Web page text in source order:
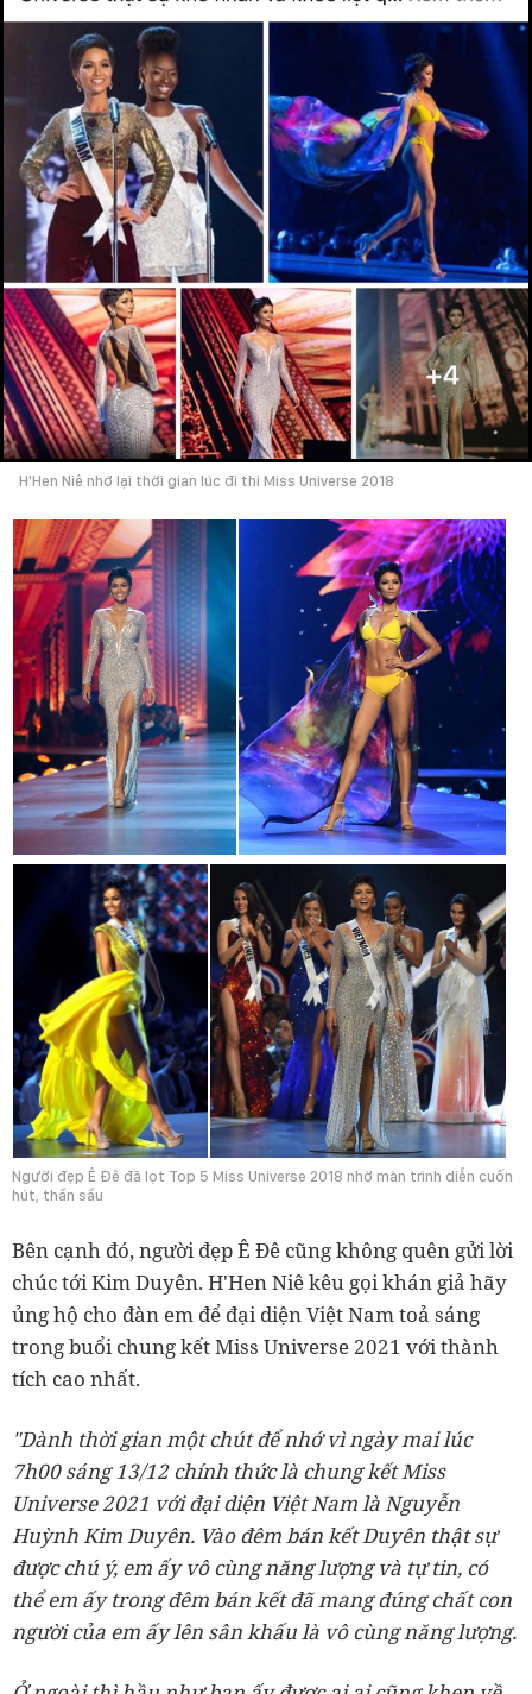
H'Hen Niê nhớ lại thời gian lúc đi thi Miss Universe 2018
Người đẹp Ê Đê đã lọt Top 5 Miss Universe 2018 nhờ màn trình diễn cuốn
hút, thần sầu
Bên cạnh đó, người đẹp Ê Đê cũng không quên gửi lời
chúc tới Kim Duyên. H'Hen Niê kêu gọi khán giả hãy
ủng hộ cho đàn em để đại diện Việt Nam toả sáng
trong buổi chung kết Miss Universe 2021 với thành
tích cao nhất.
"Dành thời gian một chút để nhớ vì ngày mai lúc
7h00 sáng 13/12 chính thức là chung kết Miss
Universe 2021 với đại diện Việt Nam là Nguyễn
Huỳnh Kim Duyên. Vào đêm bán kết Duyên thật sự
được chú ý, em ấy vô cùng năng lượng và tự tin, có
thể em ấy trong đêm bán kết đã mang đúng chất con
người của em ấy lên sân khấu là vô cùng năng lượng.